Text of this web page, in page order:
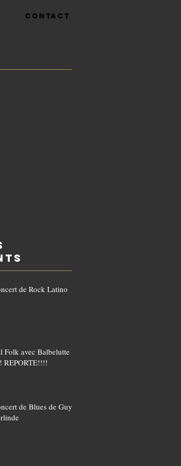
Contact
de Rock Latino
Folk avec Balbelutte
REPORTE!!!!
de Blues de Guy